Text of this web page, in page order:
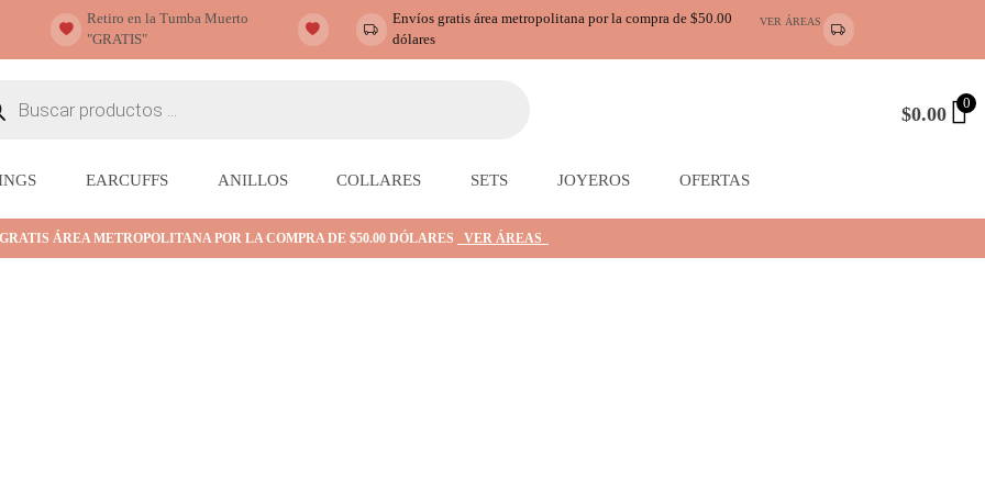
Retiro en la Tumba Muerto
"GRATIS"
Envíos gratis área metropolitana por la compra de $50.00
dólares
VER ÁREAS
$0.00 0
EARCUFFS ANILLOS COLLARES SETS JOYEROS OFERTAS
ÁREA METROPOLITANA POR LA COMPRA DE $50.00 DÓLARES VER ÁREAS